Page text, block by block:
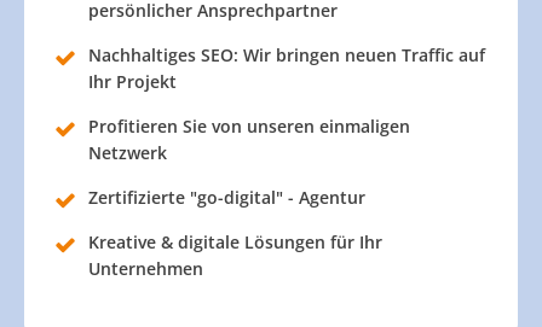
persönlicher Ansprechpartner
Nachhaltiges SEO: Wir bringen neuen Traffic auf
Ihr Projekt
Profitieren Sie von unseren einmaligen
Netzwerk
Zertifizierte "go-digital" - Agentur
Kreative & digitale Lösungen für Ihr
Unternehmen